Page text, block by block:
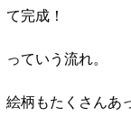
て完成！
っていう流れ。
絵柄もたくさんあ